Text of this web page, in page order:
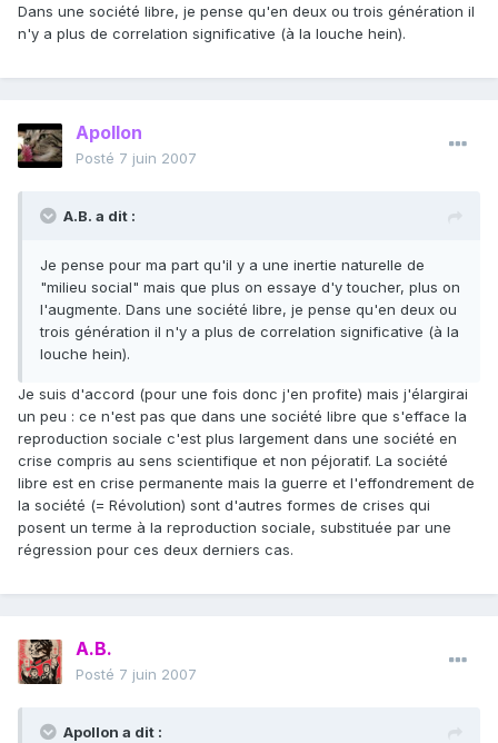
Dans une société libre, je pense qu'en deux ou trois génération il
n'y a plus de correlation significative (à la louche hein).
Apollon
Posté 7 juin 2007
A.B. a dit :
Je pense pour ma part qu'il y a une inertie naturelle de
"milieu social" mais que plus on essaye d'y toucher, plus on
l'augmente. Dans une société libre, je pense qu'en deux ou
trois génération il n'y a plus de correlation significative (à la
louche hein).
Je suis d'accord (pour une fois donc j'en profite) mais j'élargirai
un peu : ce n'est pas que dans une société libre que s'efface la
reproduction sociale c'est plus largement dans une société en
crise compris au sens scientifique et non péjoratif. La société
libre est en crise permanente mais la guerre et l'effondrement de
la société (= Révolution) sont d'autres formes de crises qui
posent un terme à la reproduction sociale, substituée par une
régression pour ces deux derniers cas.
A.B.
Posté 7 juin 2007
Apollon a dit :